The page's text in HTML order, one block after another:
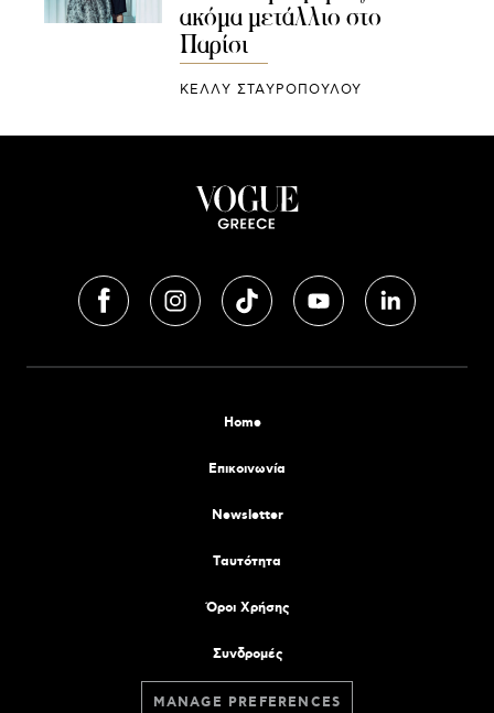
ακόμα μετάλλιο στο
Παρίσι
ΚΕΛΛΥ ΣΤΑΥΡΟΠΟΥΛΟΥ
Home
Επικοινωνία
Newsletter
Tαυτότητα
Όροι Χρήσης
Συνδρομές
MANAGE PREFERENCES